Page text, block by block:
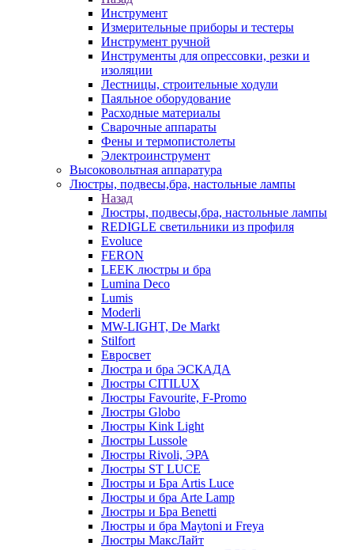
Инструмент
Измерительные приборы и тестеры
Инструмент ручной
Инструменты для опрессовки, резки и
изоляции
Лестницы, строительные ходули
Паяльное оборудование
Расходные материалы
Сварочные аппараты
Фены и термопистолеты
Электроинструмент
Высоковольтная аппаратура
Люстры, подвесы,бра, настольные лампы
Назад
Люстры, подвесы,бра, настольные лампы
REDIGLE светильники из профиля
Evoluce
FERON
LEEK люстры и бра
Lumina Deco
Lumis
Moderli
MW-LIGHT, De Markt
Stilfort
Евросвет
Люстра и бра ЭСКАДА
Люстры CITILUX
Люстры Favourite, F-Promo
Люстры Globo
Люстры Kink Light
Люстры Lussole
Люстры Rivoli, ЭРА
Люстры ST LUCE
Люстры и Бра Artis Luce
Люстры и бра Arte Lamp
Люстры и Бра Benetti
Люстры и бра Maytoni и Freya
Люстры МаксЛайт